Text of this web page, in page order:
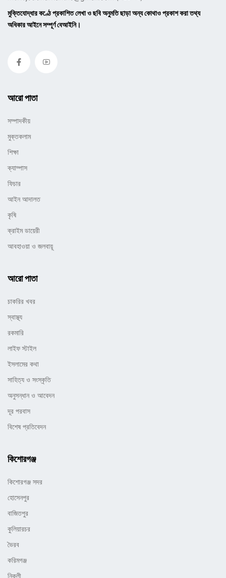
মুক্তিযোদ্ধার কণ্ঠে প্রকাশিত লেখা ও ছবি অনুমতি ছাড়া অন্য কোথাও প্রকাশ করা তথ্য
অধিকার আইনে সম্পূর্ণ বেআইনি।
আরো পাতা
সম্পাদকীয়
মুক্তকলাম
শিক্ষা
ক্যাম্পাস
ফিচার
আইন আদালত
কৃষি
ক্রাইম ডায়েরী
আবহাওয়া ও জলবায়ূ
আরো পাতা
চাকরির খবর
স্বাস্থ্য
রকমারি
লাইফ স্টাইল
ইসলামের কথা
সাহিত্য ও সংস্কৃতি
অনুসন্ধান ও আবেদন
দূর পরবাস
বিশেষ প্রতিবেদন
কিশোরগঞ্জ
কিশোরগঞ্জ সদর
হোসেনপুর
বাজিতপুর
কুলিয়ারচর
ভৈরব
করিমগঞ্জ
নিকলী